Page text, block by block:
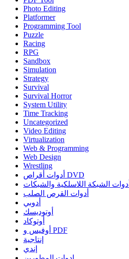
Photo Editing
Platformer
Programming Tool
Puzzle
Racing
RPG
Sandbox
Simulation
Strategy
Survival
Survival Horror
System Utility
Time Tracking
Uncategorized
Video Editing
Virtualization
Web & Programming
Web Design
Wrestling
أدوات أقراص DVD
أدوات الشبكة اللاسلكية والشبكات
أدوات القرص الصلب
أدوبي
أوتوديسك
أوتوكاد
أوفيس و PDF
إنتاجية
إندي